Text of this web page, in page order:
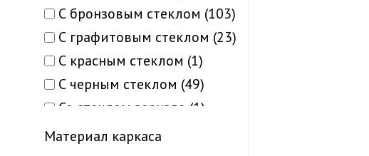
Sanremo (1)
Scalea (4)
Siena (6)
Style (24)
Tetra (15)
Tivoli (6)
С бронзовым стеклом (103)
С графитовым стеклом (23)
С красным стеклом (1)
С черным стеклом (49)
Со стеклом зеркало (1)
Со стеклом латте (3)
Материал каркаса